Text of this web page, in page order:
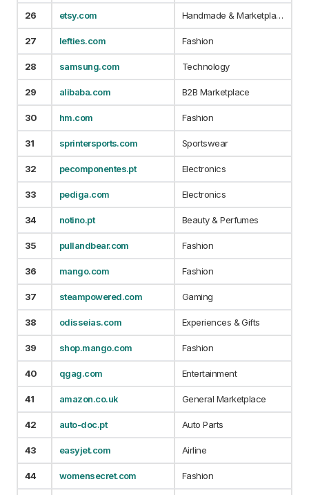
26 etsy.com Handmade & Marketplace
27 lefties.com Fashion
28 samsung.com Technology
29 alibaba.com B2B Marketplace
30 hm.com Fashion
31 sprintersports.com Sportswear
32 pecomponentes.pt Electronics
33 pediga.com Electronics
34 notino.pt Beauty & Perfumes
35 pullandbear.com Fashion
36 mango.com Fashion
37 steampowered.com Gaming
38 odisseias.com Experiences & Gifts
39 shop.mango.com Fashion
40 qgag.com Entertainment
41 amazon.co.uk General Marketplace
42 auto-doc.pt Auto Parts
43 easyjet.com Airline
44 womensecret.com Fashion